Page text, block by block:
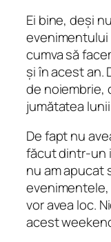
Ei bine, deși
cumva să
și în acest an.
de noiembrie,
jumătatea
De fapt nu
făcut dintr-un
nu am apucat
evenimentele,
vor avea loc.
acest